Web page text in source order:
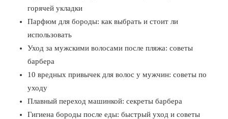
горячей укладки
Парфюм для бороды: как выбрать и стоит ли
использовать
Уход за мужскими волосами после пляжа: советы
барбера
10 вредных привычек для волос у мужчин: советы по
уходу
Плавный переход машинкой: секреты барбера
Гигиена бороды после еды: быстрый уход и советы